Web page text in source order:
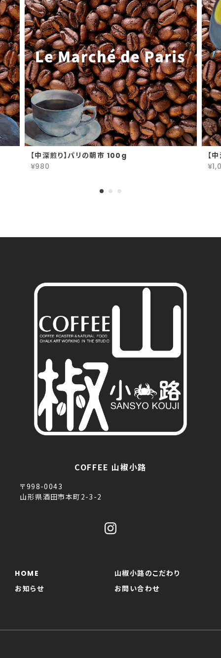
【中深煎り】パリの朝市 100g
¥980
【
COFFEE 山椒小路
〒998-0043
山形県酒田市本町2-3-2
HOME
山椒小路のこだわり
お知らせ
お問い合わせ